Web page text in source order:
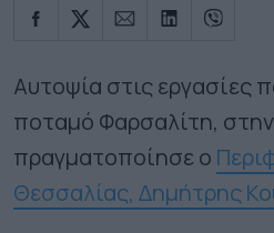
Αυτοψία στις εργασίες
ποταμό Φαρσαλίτη, στην
πραγματοποίησε ο
Θεσσαλίας, Δημήτρης